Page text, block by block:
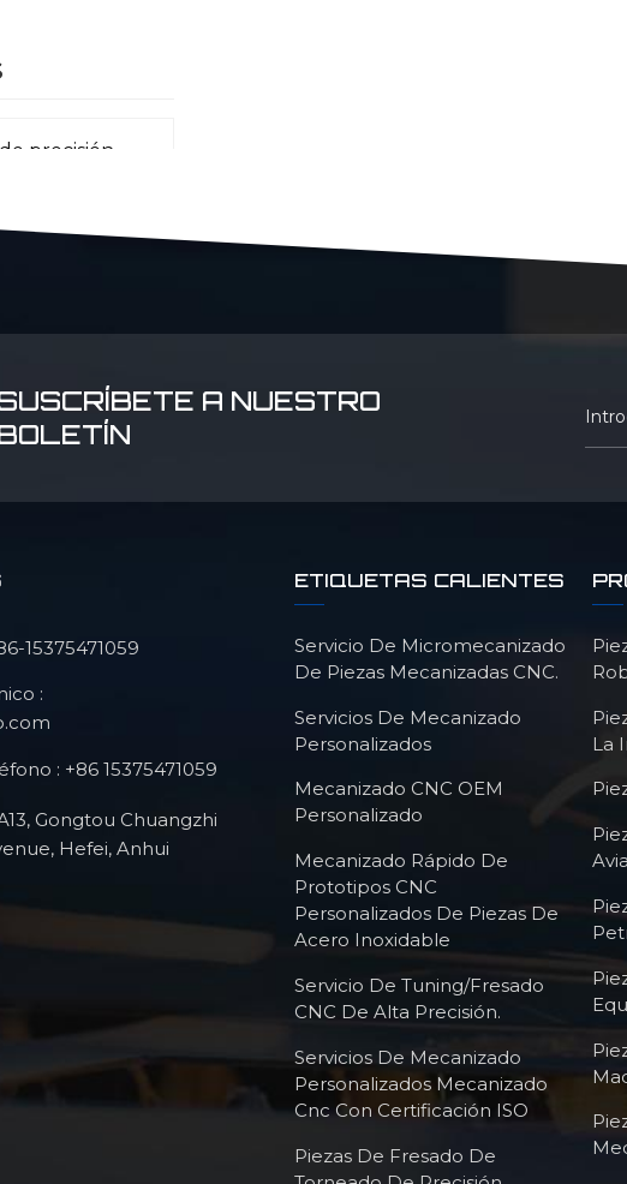
precisión
de
para la
petrolera y
estructura
de fresado
robots
A NUESTRO
15375471059
:
: +86 15375471059
Gongtou Chuangzhi
Hefei, Anhui
ETIQUETAS CALIENTES
Servicio De Micromecanizado
De Piezas Mecanizadas CNC.
Servicios De Mecanizado
Personalizados
Mecanizado CNC OEM
Personalizado
Mecanizado Rápido De
Prototipos CNC
Personalizados De Piezas De
Acero Inoxidable
Servicio De Tuning/fresado
CNC De Alta Precisión.
Servicios De Mecanizado
Personalizados Mecanizado
Cnc Con Certificación ISO
Piezas De Fresado De
La